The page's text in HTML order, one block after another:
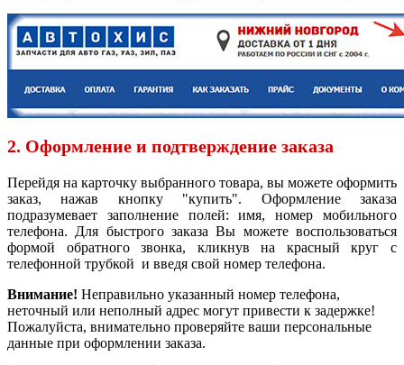
2. Оформление и подтверждение заказа
Перейдя на карточку выбранного товара, вы можете оформить
заказ, нажав кнопку "купить". Оформление заказа
подразумевает заполнение полей: имя, номер мобильного
телефона. Для быстрого заказа Вы можете воспользоваться
формой обратного звонка, кликнув на красный круг с
телефонной трубкой и введя свой номер телефона.
Внимание! Неправильно указанный номер телефона,
неточный или неполный адрес могут привести к задержке!
Пожалуйста, внимательно проверяйте ваши персональные
данные при оформлении заказа.